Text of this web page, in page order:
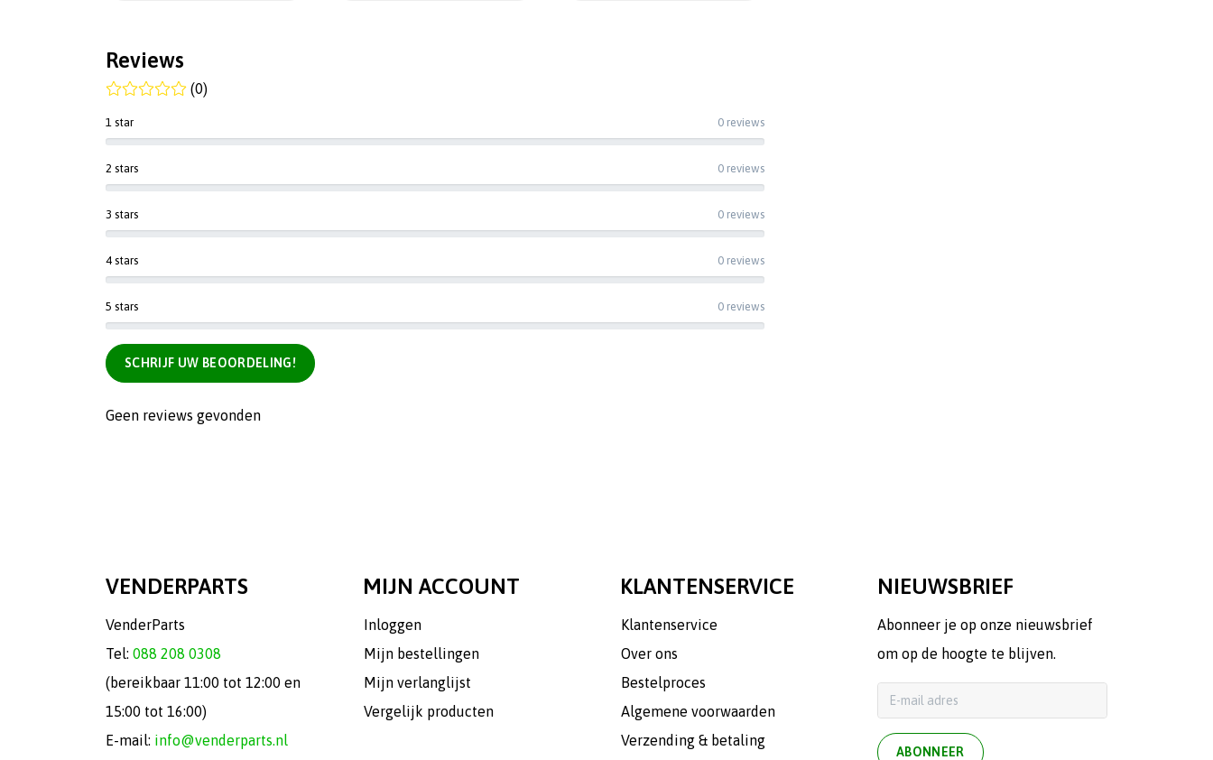
Reviews
(0)
1 star 0 reviews
2 stars 0 reviews
3 stars 0 reviews
4 stars 0 reviews
5 stars 0 reviews
SCHRIJF UW BEOORDELING!
Geen reviews gevonden
VENDERPARTS
VenderParts
Tel: 088 208 0308
(bereikbaar 11:00 tot 12:00 en
15:00 tot 16:00)
E-mail: info@venderparts.nl
MIJN ACCOUNT
Inloggen
Mijn bestellingen
Mijn verlanglijst
Vergelijk producten
KLANTENSERVICE
Klantenservice
Over ons
Bestelproces
Algemene voorwaarden
Verzending & betaling
NIEUWSBRIEF
Abonneer je op onze nieuwsbrief
om op de hoogte te blijven.
ABONNEER